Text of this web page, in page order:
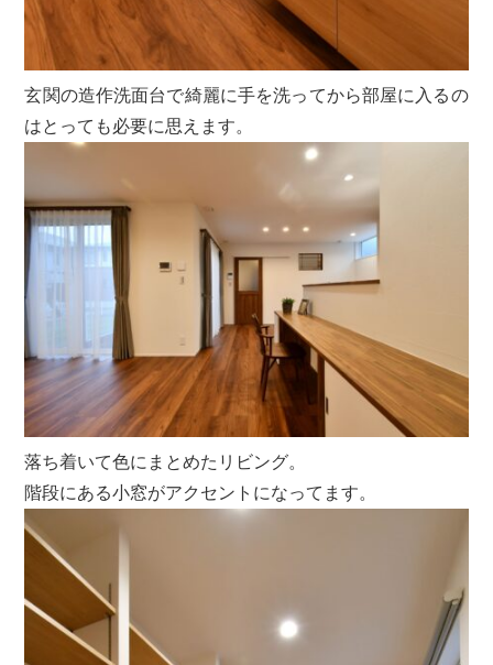
玄関の造作洗面台で綺麗に手を洗ってから部屋に入るの
はとっても必要に思えます。
落ち着いて色にまとめたリビング。
階段にある小窓がアクセントになってます。